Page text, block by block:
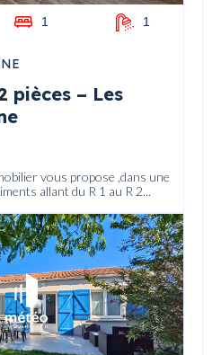
1 1
pièces – Les
vous propose ,dans une
allant du R 1 au R 2...